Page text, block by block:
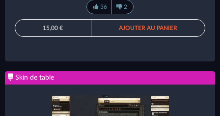
36 2
15,00 € AJOUTER AU PANIER
Skin de table